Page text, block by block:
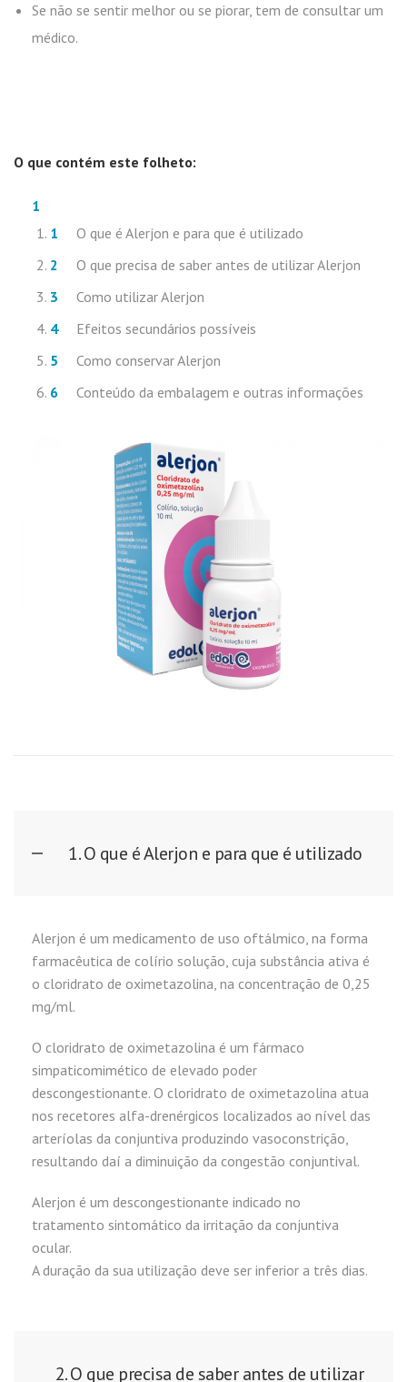
Se não se sentir melhor ou se piorar, tem de consultar um
médico.
O que contém este folheto:
O que é Alerjon e para que é utilizado
O que precisa de saber antes de utilizar Alerjon
Como utilizar Alerjon
Efeitos secundários possíveis
Como conservar Alerjon
Conteúdo da embalagem e outras informações
1. O que é Alerjon e para que é utilizado
Alerjon é um medicamento de uso oftálmico, na forma
farmacêutica de colírio solução, cuja substância ativa é
o cloridrato de oximetazolina, na concentração de 0,25
mg/ml.
O cloridrato de oximetazolina é um fármaco
simpaticomimético de elevado poder
descongestionante. O cloridrato de oximetazolina atua
nos recetores alfa-drenérgicos localizados ao nível das
arteríolas da conjuntiva produzindo vasoconstrição,
resultando daí a diminuição da congestão conjuntival.
Alerjon é um descongestionante indicado no
tratamento sintomático da irritação da conjuntiva
ocular.
A duração da sua utilização deve ser inferior a três dias.
2. O que precisa de saber antes de utilizar